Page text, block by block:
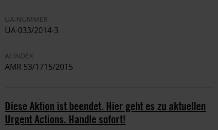
UA-NUMMER
UA-033/2014-3
AI INDEX
AMR 53/1715/2015
Diese Aktion ist beendet. Hier geht es zu aktuellen
Urgent Actions. Handle sofort!